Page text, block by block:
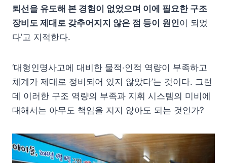
퇴선을 유도해 본 경험이 없었으며 이에 필요한 구조
장비도 제대로 갖추어지지 않은 점 등이 원인이 되었
다’고 지적한다.
‘대형인명사고에 대비한 물적‧인적 역량이 부족하고
체계가 제대로 정비되어 있지 않았다’는 것이다. 그런
데 이러한 구조 역량의 부족과 지휘 시스템의 미비에
대해서는 아무도 책임을 지지 않아도 되는 것인가?